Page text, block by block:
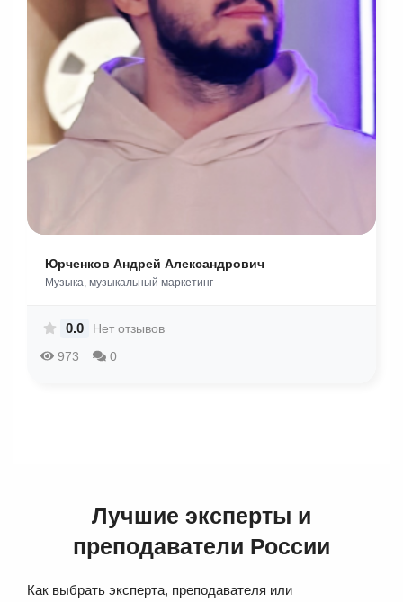
Юрченков Андрей Александрович
Музыка, музыкальный маркетинг
973 0
0.0 Нет отзывов
Лучшие эксперты и
преподаватели России
Как выбрать эксперта, преподавателя или